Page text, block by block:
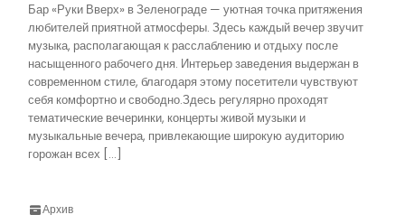
Бар «Руки Вверх» в Зеленограде — уютная точка притяжения
любителей приятной атмосферы. Здесь каждый вечер звучит
музыка, располагающая к расслаблению и отдыху после
насыщенного рабочего дня. Интерьер заведения выдержан в
современном стиле, благодаря этому посетители чувствуют
себя комфортно и свободно.Здесь регулярно проходят
тематические вечеринки, концерты живой музыки и
музыкальные вечера, привлекающие широкую аудиторию
горожан всех […]
Архив